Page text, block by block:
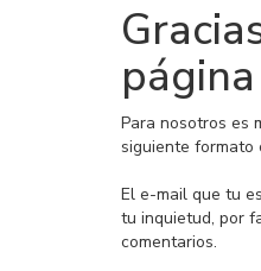
página
Para nosotros es
siguiente formato
El e-mail que tu
tu inquietud, por
comentarios.